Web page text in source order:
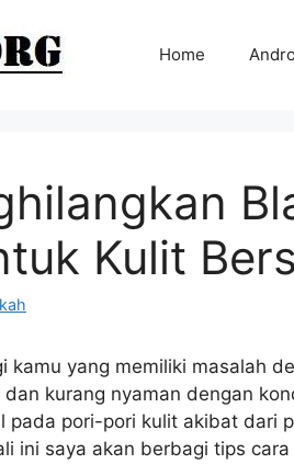
Home
Kulit
kamu yang memiliki masalah
kurang nyaman dengan
pada pori-pori kulit akibat dari
ini saya akan berbagi tips